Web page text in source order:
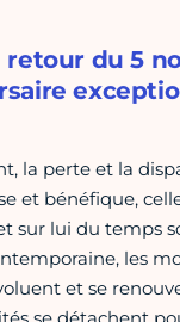
du 5
la perte et la
et bénéfique,
sur lui du temps
les
et se